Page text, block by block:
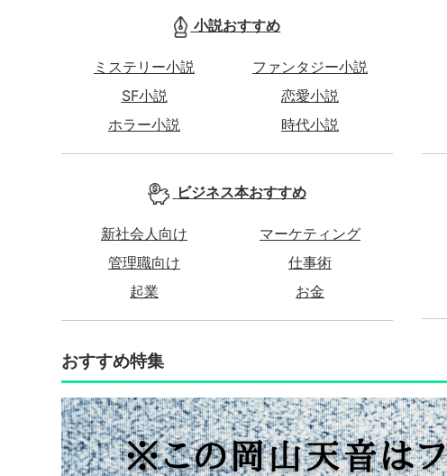
小説おすすめ
ミステリー小説
ファンタジー小説
SF小説
恋愛小説
ホラー小説
時代小説
ビジネス本おすすめ
新社会人向け
マーケティング
管理職向け
仕事術
起業
お金
おすすめ特集